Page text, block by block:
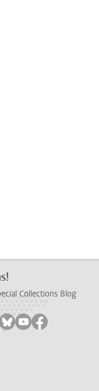
Collections Blog
op instagram
ons op linkedin
Volg ons op bluesky
Volg ons op youtube